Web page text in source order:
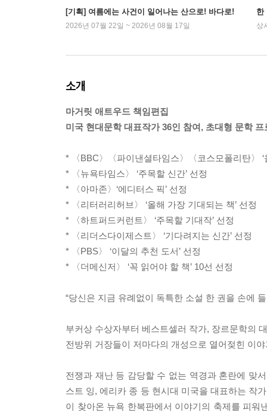
[기획] 여름에는 사건이 일어나는 산으로! 바다로!
2026년 07월 22일 ~ 2026년 08월 17일
한
상
소개
마거릿 애트우드 책임편집
미국 현대문학 대표작가 36인 참여, 초대형 문학 프
* 〈BBC〉〈파이낸셜타임스〉〈코스모폴리탄〉 ‘
* 〈뉴욕타임스〉 ‘주목할 신간’ 선정
* 〈아마존〉‘에디터스 픽’ 선정
* 〈리터러리허브〉 ‘올해 가장 기대되는 책’ 선정
* 〈하트퍼드커런트〉 ‘주목할 기대작’ 선정
* 〈리더스다이제스트〉 ‘기다려지는 신간’ 선정
* 〈PBS〉 ‘이달의 추천 도서’ 선정
* 〈더메신저〉 ‘꼭 읽어야 할 책’ 10선 선정
“당신은 지금 유례없이 독특한 소설 한 권을 손에
부커상 수상자부터 베스트셀러 작가, 장르문학의
전방위 거장들이 저마다의 개성으로 열어젖힌 이
전쟁과 재난 등 감당할 수 없는 역경과 혼란에 맞
스트 잉, 에리카 종 등 현시대 미국을 대표하는 작
이 찾아온 뉴욕 한복판에서 이야기의 축제를 피